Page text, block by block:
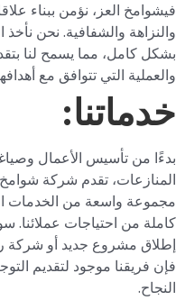
فيشوامخ العز، نؤمن ببناء
والنزاهة والشفافية. نحن
بشكل كامل، مما يسمح لنا
والعملية التي تتوافق مع
خدماتنا:
بدءًا من تأسيس الأعمال
المنازعات، تقدم شركة شوامخ
مجموعة واسعة من الخدمات
كاملة من احتياجات عملائنا.
إطلاق مشروع جديد أو شركة
فإن فريقنا موجود لتقديم
النجاح.